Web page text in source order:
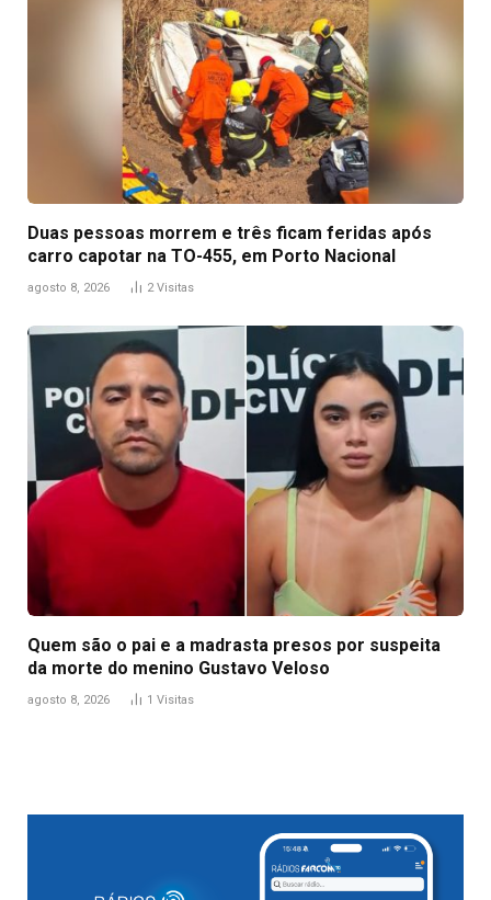
Duas pessoas morrem e três ficam feridas após
carro capotar na TO-455, em Porto Nacional
agosto 8, 2026 2 Visitas
Quem são o pai e a madrasta presos por suspeita
da morte do menino Gustavo Veloso
agosto 8, 2026 1 Visitas